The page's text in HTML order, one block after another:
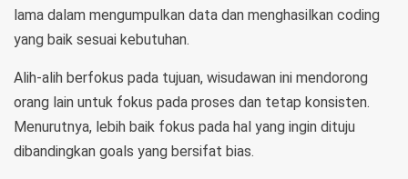
lama dalam mengumpulkan data dan menghasilkan coding
yang baik sesuai kebutuhan.
Alih-alih berfokus pada tujuan, wisudawan ini mendorong
orang lain untuk fokus pada proses dan tetap konsisten.
Menurutnya, lebih baik fokus pada hal yang ingin dituju
dibandingkan goals yang bersifat bias.